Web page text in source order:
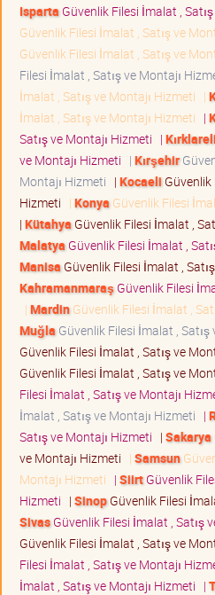
Isparta Güvenlik Filesi İmalat ,
Güvenlik Filesi İmalat , Satış ve
Güvenlik Filesi İmalat , Satış ve
Filesi İmalat , Satış ve Montajı
İmalat , Satış ve Montajı Hizmeti |
İmalat , Satış ve Montajı Hizmeti |
Satış ve Montajı Hizmeti |
ve Montajı Hizmeti | Kırşehir
Montajı Hizmeti | Kocaeli Güvenlik
Hizmeti | Konya Güvenlik Filesi
| Kütahya Güvenlik Filesi İmalat ,
Malatya Güvenlik Filesi İmalat ,
Manisa Güvenlik Filesi İmalat ,
Kahramanmaraş Güvenlik Filesi
| MardinGüvenlik Filesi İmalat ,
Muğla Güvenlik Filesi İmalat ,
Güvenlik Filesi İmalat , Satış ve
Güvenlik Filesi İmalat , Satış ve
Filesi İmalat , Satış ve Montajı
İmalat , Satış ve Montajı Hizmeti |
Satış ve Montajı Hizmeti | Sakarya
ve Montajı Hizmeti | Samsun
Montajı Hizmeti | SiirtGüvenlik
Hizmeti | SinopGüvenlik Filesi
SivasGüvenlik Filesi İmalat , Satış
Güvenlik Filesi İmalat , Satış ve
Filesi İmalat , Satış ve Montajı
İmalat , Satış ve Montajı Hizmeti |